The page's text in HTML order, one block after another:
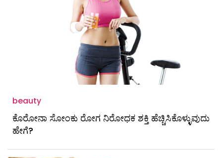
beauty
ಕೊರೋನಾ ಸೋಂಕು ರೋಗ ನಿರೋಧಕ ಶಕ್ತಿ ಹೆಚ್ಚಿಸಿಕೊಳ್ಳುವುದು
ಹೇಗೆ?